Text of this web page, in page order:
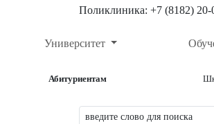
Поликлиника: +7 (8182) 20-
Университет
Абитуриентам